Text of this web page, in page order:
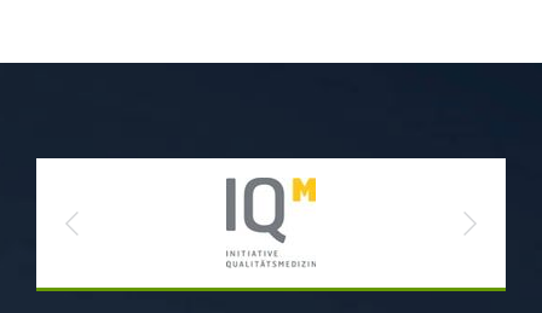
Previous Next